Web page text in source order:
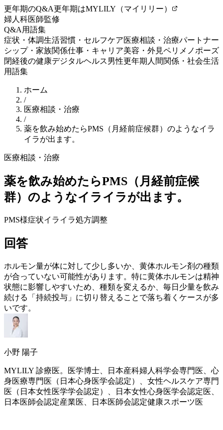
更年期のQ&A更年期はMYLILY（マイリリー）
婦人科医師監修
Q&A 用語集
症状・体調生活習慣・セルフケア医療相談・治療パートナー
シップ・家族関係仕事・キャリア美容・外見ペリメノポーズ
閉経後の健康デジタルヘルス男性更年期 人間関係・社会生活
用語集
ホーム
/
医療相談・治療
/
薬を飲み始めたらPMS（月経前症候群）のようなイラ
イラが出ます。
医療相談・治療
薬を飲み始めたらPMS（月経前症候
群）のようなイライラが出ます。
PMS様症状イライラ処方調整
回答
ホルモン量が体に対して少し多いか、黄体ホルモン剤の種類
が合っていない可能性があります。特に黄体ホルモンは精神
状態に影響しやすいため、種類を変えるか、毎日少量を飲み
続ける「持続投与」に切り替えることで落ち着くケースが多
いです。
小野 陽子
MYLILY 診療医。医学博士、日本産科婦人科学会専門医、心
身医療専門医（日本心身医学会認定）、女性ヘルスケア専門
医（日本女性医学学会認定）、日本女性心身医学会認定医、
日本医師会認定産業医、日本医師会認定健康スポーツ医